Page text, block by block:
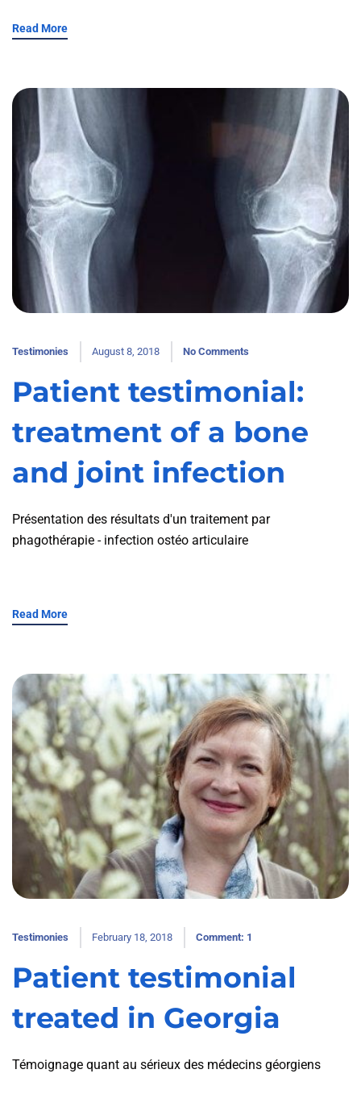
Read More
Testimonies August 8, 2018 No Comments
Patient testimonial:
treatment of a bone
and joint infection
Présentation des résultats d'un traitement par
phagothérapie - infection ostéo articulaire
Read More
Testimonies February 18, 2018 Comment: 1
Patient testimonial
treated in Georgia
Témoignage quant au sérieux des médecins géorgiens